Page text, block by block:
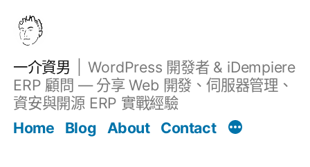
一介資男
WordPress 開發者 & iDempiere
ERP 顧問 — 分享 Web 開發、伺服器管理、
資安與開源 ERP 實戰經驗
Home
Blog About Contact
文章